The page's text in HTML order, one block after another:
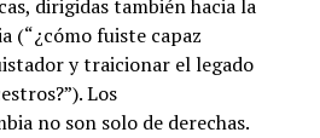
dirigidas también hacia la
(“¿cómo fuiste capaz
y traicionar el legado
Los
no son solo de derechas.